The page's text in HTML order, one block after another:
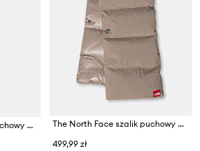
The North Face szalik puchowy Nuptse Scarf
The North Face szalik puchowy Redbox
499,99 zł